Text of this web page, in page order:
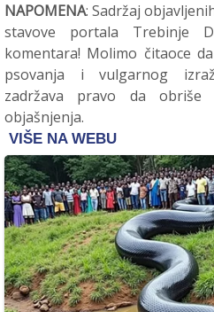
NAPOMENA: Sadržaj
stavove portala Trebinje
komentara! Molimo čitaoce
psovanja i vulgarnog
zadržava pravo da
objašnjenja.